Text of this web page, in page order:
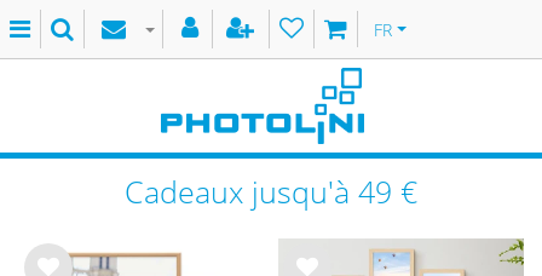
FR
Cadeaux jusqu'à 49 €